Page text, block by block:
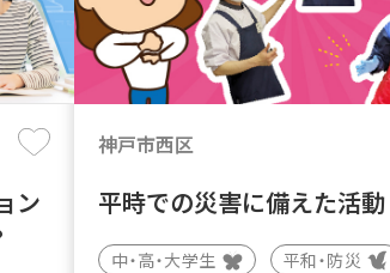
ン
神戸市西区
平時での災害に備えた活動
中・高・大学生 平和・防災